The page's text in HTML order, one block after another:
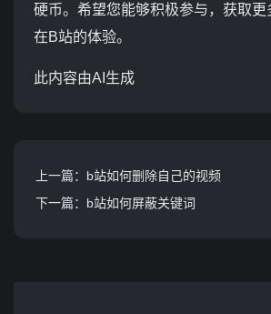
硬币。希望您能够积极参与，获取
在B站的体验。
此内容由AI生成
上一篇：b站如何删除自己的视频
下一篇：b站如何屏蔽关键词